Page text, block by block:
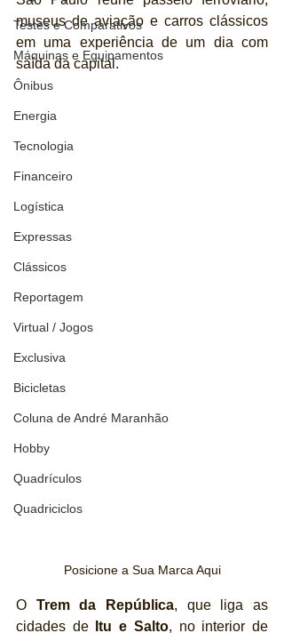
Testes e Comparativos
Máquinas e Equipamentos
Ônibus
Energia
Tecnologia
Financeiro
Logística
Expressas
Clássicos
Reportagem
Virtual / Jogos
Exclusiva
Bicicletas
Coluna de André Maranhão
Hobby
Quadrículos
Quadriciclos
museus de aviação e carros clássicos
em uma experiência de um dia com
saída da capital.
Posicione a Sua Marca Aqui
O Trem da República, que liga as
cidades de
Itu e Salto, no interior de